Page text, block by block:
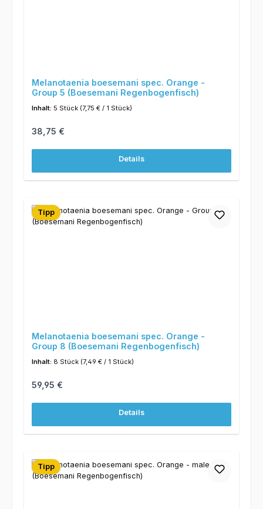
Melanotaenia boesemani spec. Orange -
Group 5 (Boesemani Regenbogenfisch)
Inhalt: 5 Stück (7,75 € / 1 Stück)
Regulärer Preis:
38,75 €
Details
Tipp
Melanotaenia boesemani spec. Orange -
Group 8 (Boesemani Regenbogenfisch)
Inhalt: 8 Stück (7,49 € / 1 Stück)
Regulärer Preis:
59,95 €
Details
Tipp